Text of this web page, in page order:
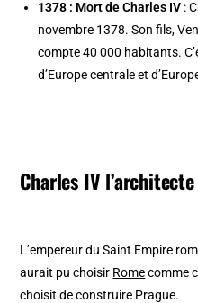
1378 : Mort de Charles IV :
novembre 1378. Son fils,
compte 40 000 habitants.
d’Europe centrale et
Charles IV
L’empereur du Saint Empire
aurait pu choisir Romecomme
choisit de construire Prague.